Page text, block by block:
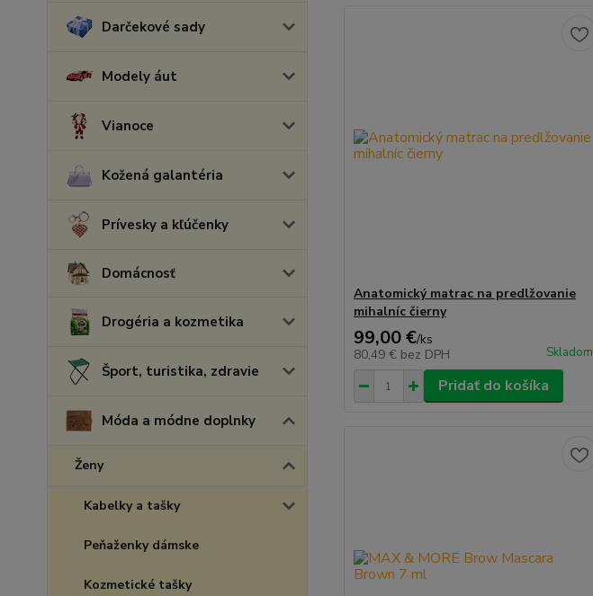
Darčekové sady
Modely áut
Vianoce
Kožená galantéria
Prívesky a kľúčenky
Domácnosť
Drogéria a kozmetika
Šport, turistika, zdravie
Móda a módne doplnky
Ženy
Kabelky a tašky
Peňaženky dámske
Kozmetické tašky
Anatomický matrac na predlžovanie
mihalníc čierny
99,00 €/ks
80,49 € bez DPH Skladom
Pridať do košíka